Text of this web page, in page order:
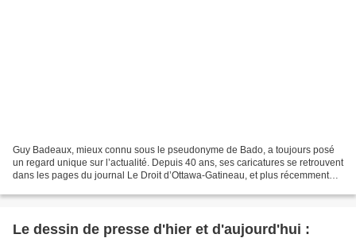
Guy Badeaux, mieux connu sous le pseudonyme de Bado, a toujours posé
un regard unique sur l’actualité. Depuis 40 ans, ses caricatures se retrouvent
dans les pages du journal Le Droit d’Ottawa-Gatineau, et plus récemment
Le dessin de presse d'hier et d'aujourd'hui :